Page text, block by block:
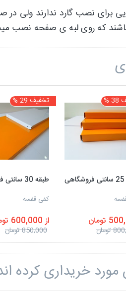
برای نصب گارد ندارند ولی در
تومان
تومان
تخفیف 29 %
طبقه 30 سانتی فروشگاهی
کفی قفسه
از 600,000 تومان
850,000 تومان
خریداری کرده